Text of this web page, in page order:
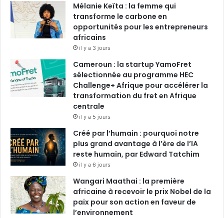
Mélanie Keïta : la femme qui
transforme le carbone en
opportunités pour les entrepreneurs
africains
il y a 3 jours
Cameroun : la startup YamoFret
sélectionnée au programme HEC
Challenge+ Afrique pour accélérer la
transformation du fret en Afrique
centrale
il y a 5 jours
Créé par l’humain : pourquoi notre
plus grand avantage à l’ère de l’IA
reste humain, par Edward Tatchim
il y a 6 jours
Wangari Maathai : la première
africaine à recevoir le prix Nobel de la
paix pour son action en faveur de
l’environnement